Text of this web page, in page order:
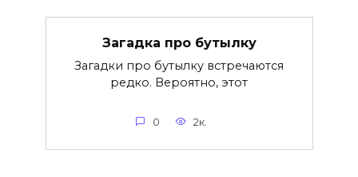
Загадка про бутылку
Загадки про бутылку встречаются
редко. Вероятно, этот
0 2к.